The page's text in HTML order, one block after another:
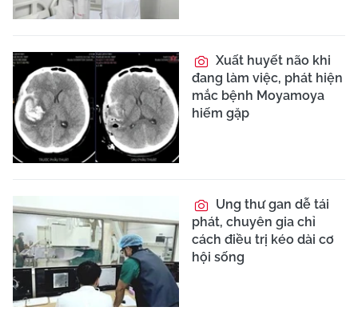
Xuất huyết não khi
đang làm việc, phát hiện
mắc bệnh Moyamoya
hiếm gặp
Ung thư gan dễ tái
phát, chuyên gia chỉ
cách điều trị kéo dài cơ
hội sống